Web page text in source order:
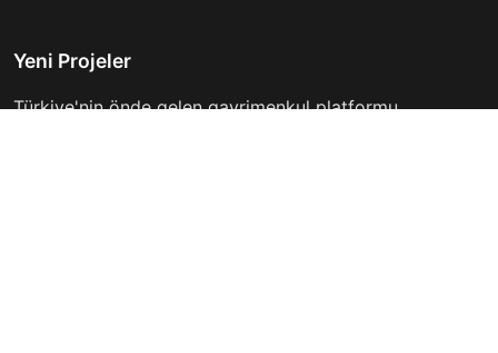
Yeni Projeler
Türkiye'nin önde gelen gayrimenkul platformu.